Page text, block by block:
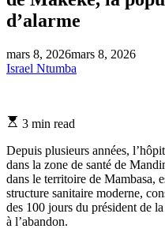
d’alarme
mars 8, 2026mars 8, 2026
Israel Ntumba
Estimated
time
3 min read
Depuis plusieurs années,
dans la zone de santé de
dans le territoire de Mambasa,
structure sanitaire moderne,
des 100 jours du président de
à l’abandon.